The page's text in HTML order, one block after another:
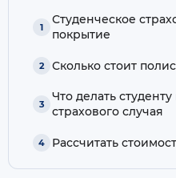
Студенческое
покрытие
Сколько стоит
Что делать
страхового случая
Рассчитать